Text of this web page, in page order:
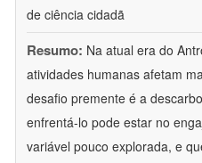
de ciência cidadã
Resumo: Na atual era do
atividades humanas afetam
desafio premente é a
enfrentá-lo pode estar no
variável pouco explorada, e